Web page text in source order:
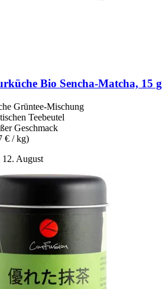
Bio Sencha-​Matcha, 15 g
Grüntee-Mischung
Teebeutel
Geschmack
€ / kg)
12. August